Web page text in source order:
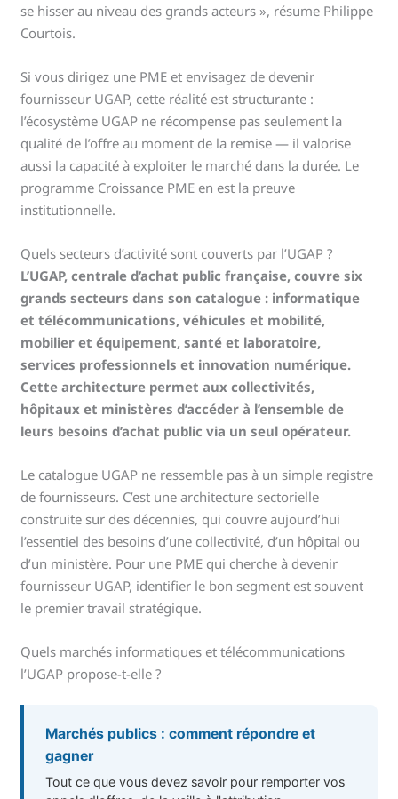
se hisser au niveau des grands acteurs », résume Philippe
Courtois.
Si vous dirigez une PME et envisagez de devenir
fournisseur UGAP, cette réalité est structurante :
l’écosystème UGAP ne récompense pas seulement la
qualité de l’offre au moment de la remise — il valorise
aussi la capacité à exploiter le marché dans la durée. Le
programme Croissance PME en est la preuve
institutionnelle.
Quels secteurs d’activité sont couverts par l’UGAP ?
L’UGAP, centrale d’achat public française, couvre six
grands secteurs dans son catalogue : informatique
et télécommunications, véhicules et mobilité,
mobilier et équipement, santé et laboratoire,
services professionnels et innovation numérique.
Cette architecture permet aux collectivités,
hôpitaux et ministères d’accéder à l’ensemble de
leurs besoins d’achat public via un seul opérateur.
Le catalogue UGAP ne ressemble pas à un simple registre
de fournisseurs. C’est une architecture sectorielle
construite sur des décennies, qui couvre aujourd’hui
l’essentiel des besoins d’une collectivité, d’un hôpital ou
d’un ministère. Pour une PME qui cherche à devenir
fournisseur UGAP, identifier le bon segment est souvent
le premier travail stratégique.
Quels marchés informatiques et télécommunications
l’UGAP propose-t-elle ?
Marchés publics : comment répondre et
gagner
Tout ce que vous devez savoir pour remporter vos